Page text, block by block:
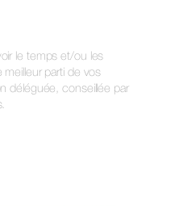
le temps et/ou les
parti de vos
déléguée, conseillée par